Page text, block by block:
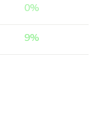
0%
9%